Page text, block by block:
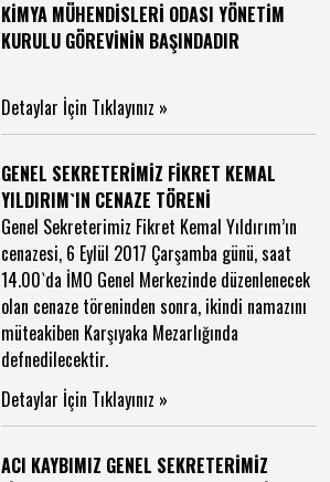
KİMYA MÜHENDİSLERİ ODASI YÖNETİM
KURULU GÖREVİNİN BAŞINDADIR
Detaylar İçin Tıklayınız »
GENEL SEKRETERİMİZ FİKRET KEMAL
YILDIRIM`IN CENAZE TÖRENİ
Genel Sekreterimiz Fikret Kemal Yıldırım’ın
cenazesi, 6 Eylül 2017 Çarşamba günü, saat
14.00`da İMO Genel Merkezinde düzenlenecek
olan cenaze töreninden sonra, ikindi namazını
müteakiben Karşıyaka Mezarlığında
defnedilecektir.
Detaylar İçin Tıklayınız »
ACI KAYBIMIZ GENEL SEKRETERİMİZ